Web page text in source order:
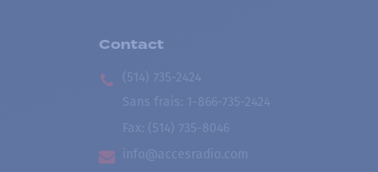
Contact
(514) 735-2424
Sans frais
1-866-735-2424
Fax: (514) 735-8046
info@accesradio.com